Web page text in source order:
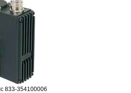
833-354100006